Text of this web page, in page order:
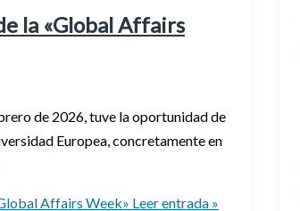
la «Global Affairs
de 2026, tuve la oportunidad de
Europea, concretamente en
Affairs Week» Leer entrada »